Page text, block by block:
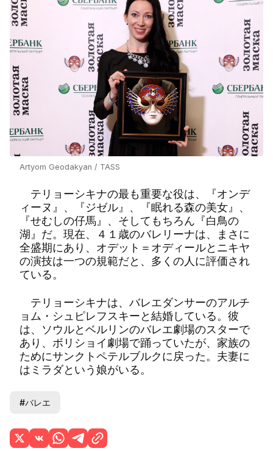
Artyom Geodakyan / TASS
テリョーシキナの最も重要な役は、『オンデ
ィーヌ』、『ジゼル』、『眠れる森の美女』、
『せむしの仔馬』、そしてもちろん『白鳥の
湖』だ。現在、４１歳のバレリーナは、まさに
全盛期にあり、オデット＝オディールとニキヤ
の演技は一つの規範だと、多くの人に評価され
ている。
テリョーシキナは、バレエダンサーのアルチ
ョム・シュピレフスキーと結婚している。彼
は、ソウルとベルリンのバレエ劇場のスターで
あり、ボリショイ劇場で踊っていたが、家族の
ためにサンクトペテルブルクに戻った。夫妻に
はミラダという娘がいる。
#バレエ